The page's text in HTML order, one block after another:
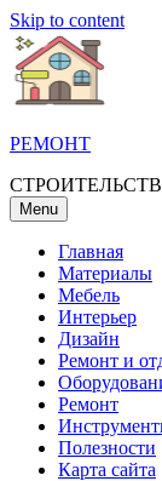
Skip to content
РЕМОНТ
Menu
Главная
Материалы
Мебель
Интерьер
Дизайн
Ремонт и
Ремонт
Полезности
Карта сайта